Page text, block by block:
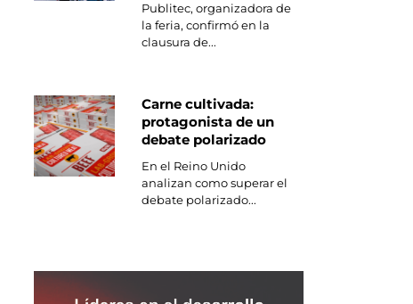
Publitec, organizadora de
la feria, confirmó en la
clausura de...
Carne cultivada:
protagonista de un
debate polarizado
En el Reino Unido
analizan como superar el
debate polarizado...